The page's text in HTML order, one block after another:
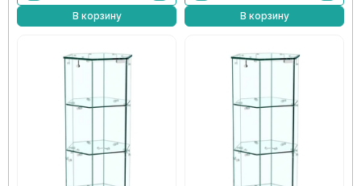
В корзину
В корзину